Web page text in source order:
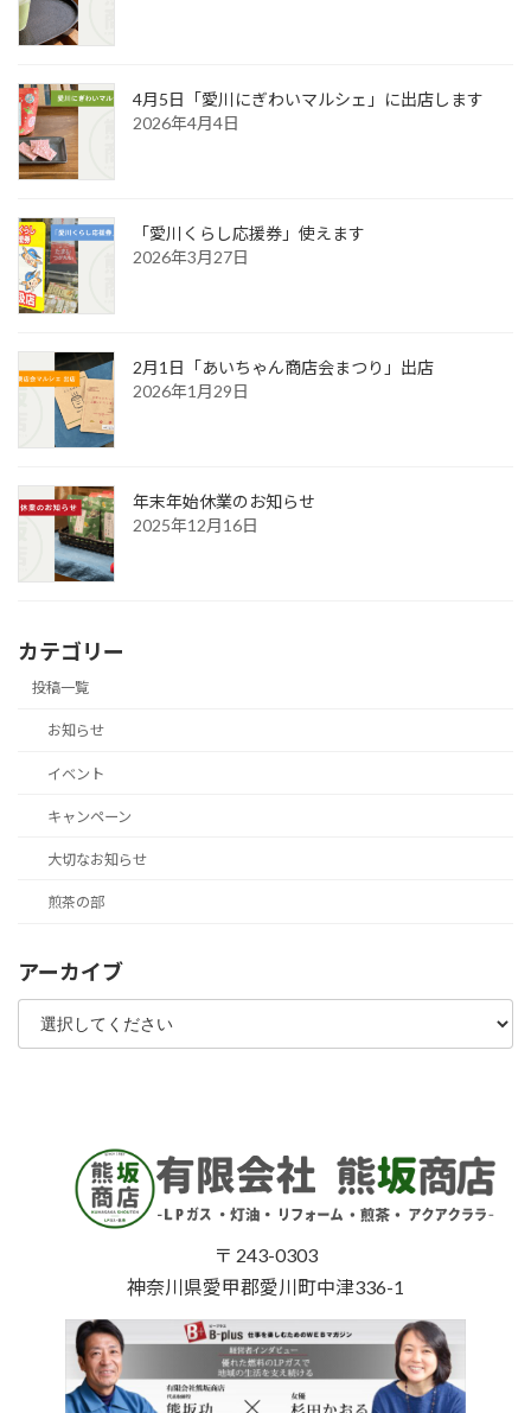
4月5日「愛川にぎわいマルシェ」に出店します
2026年4月4日
「愛川くらし応援券」使えます
2026年3月27日
2月1日「あいちゃん商店会まつり」出店
2026年1月29日
年末年始休業のお知らせ
2025年12月16日
カテゴリー
投稿一覧
お知らせ
イベント
キャンペーン
大切なお知らせ
煎茶の部
アーカイブ
〒 243-0303
神奈川県愛甲郡愛川町中津336-1